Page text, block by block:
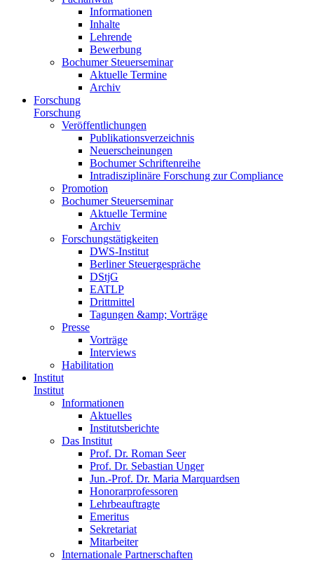
Informationen
Inhalte
Lehrende
Bewerbung
Bochumer Steuerseminar
Aktuelle Termine
Archiv
Forschung
Forschung
Veröffentlichungen
Publikationsverzeichnis
Neuerscheinungen
Bochumer Schriftenreihe
Intradisziplinäre Forschung zur Compliance
Promotion
Bochumer Steuerseminar
Aktuelle Termine
Archiv
Forschungstätigkeiten
DWS-Institut
Berliner Steuergespräche
DStjG
EATLP
Drittmittel
Tagungen &amp; Vorträge
Presse
Vorträge
Interviews
Habilitation
Institut
Institut
Informationen
Aktuelles
Institutsberichte
Das Institut
Prof. Dr. Roman Seer
Prof. Dr. Sebastian Unger
Jun.-Prof. Dr. Maria Marquardsen
Honorarprofessoren
Lehrbeauftragte
Emeritus
Sekretariat
Mitarbeiter
Internationale Partnerschaften